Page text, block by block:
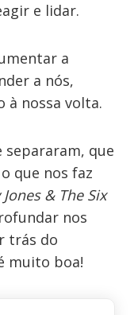
e lidar.
a
a nós,
à nossa volta.
separaram, que
que nos faz
Jones & The Six
nos
trás do
muito boa!